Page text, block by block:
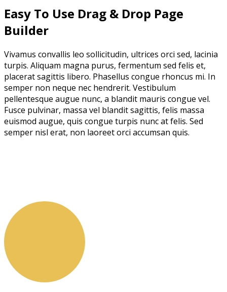
Easy To Use Drag & Drop Page
Builder
Vivamus convallis leo sollicitudin, ultrices orci sed, lacinia
turpis. Aliquam magna purus, fermentum sed felis et,
placerat sagittis libero. Phasellus congue rhoncus mi. In
semper non neque nec hendrerit. Vestibulum
pellentesque augue nunc, a blandit mauris congue vel.
Fusce pulvinar, massa vel blandit sagittis, felis massa
euismod augue, quis congue turpis nunc at felis. Sed
semper nisl erat, non laoreet orci accumsan quis.